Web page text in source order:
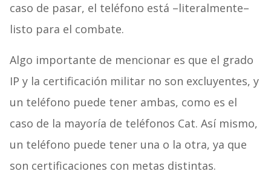
caso de pasar, el teléfono está –literalmente–
listo para el combate.
Algo importante de mencionar es que el grado
IP y la certificación militar no son excluyentes, y
un teléfono puede tener ambas, como es el
caso de la mayoría de teléfonos Cat. Así mismo,
un teléfono puede tener una o la otra, ya que
son certificaciones con metas distintas.